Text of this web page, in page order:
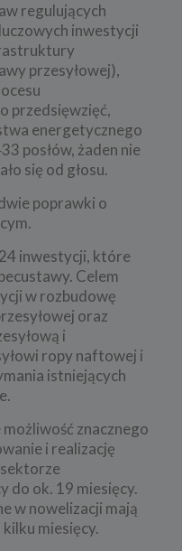
regulujących
inwestycji
przesyłowej),
przedsięwzięć,
energetycznego
posłów, żaden nie
się od głosu.
poprawki o
inwestycji, które
Celem
w rozbudowę
oraz
i
ropy naftowej i
istniejących
znacznego
i realizację
do ok. 19 miesięcy.
w nowelizacji mają
miesięcy.